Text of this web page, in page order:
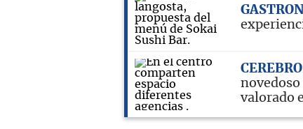
valorado